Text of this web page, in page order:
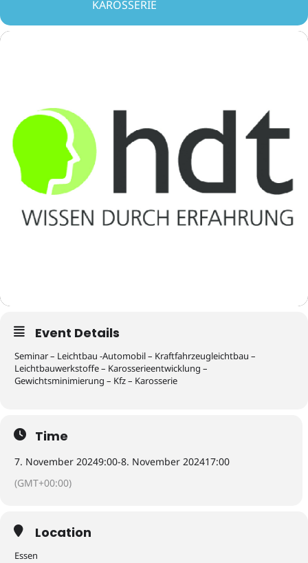
KAROSSERIE
Event Details
Seminar – Leichtbau -Automobil – Kraftfahrzeugleichtbau –
Leichtbauwerkstoffe – Karosserieentwicklung –
Gewichtsminimierung – Kfz – Karosserie
Time
7. November 20249:00-8. November 202417:00
(GMT+00:00)
Location
Essen